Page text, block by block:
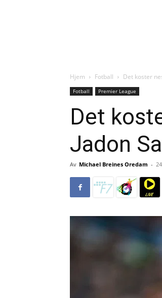
Hjem Fotball Det koster
Fotball Premier League
Det
Jadon
Av Michael Breines Oredam -